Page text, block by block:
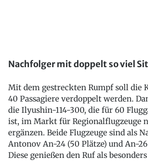
Nachfolger mit doppelt so viel
Mit dem gestreckten Rumpf soll die
40 Passagiere verdoppelt werden.
die Ilyushin-114-300, die für 60
ist, im Markt für Regionalflugzeuge
ergänzen. Beide Flugzeuge sind als
Antonov An-24 (50 Plätze) und An-
Diese genießen den Ruf als